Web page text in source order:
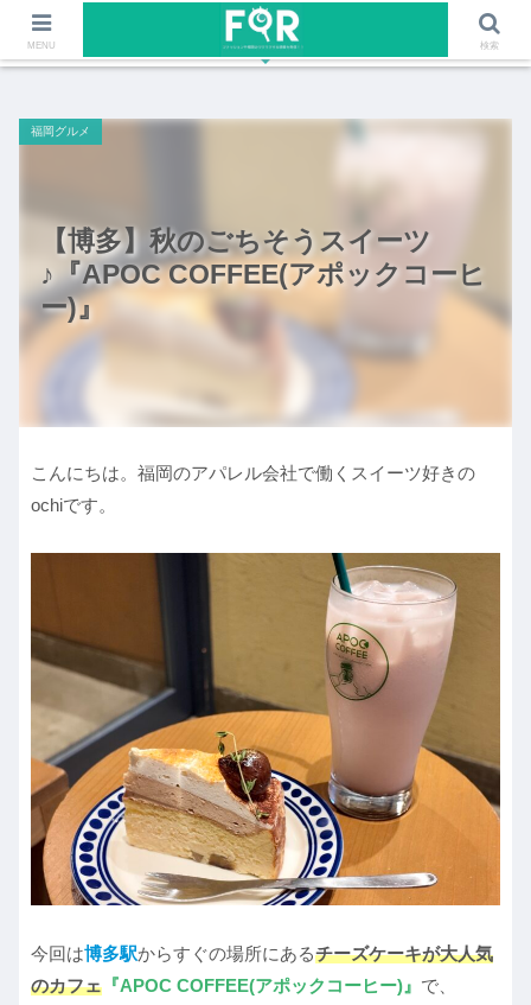
ファッションや福岡のワクワクする情報を発信！！
【博多】秋のごちそうスイーツ
♪『APOC COFFEE(アポックコーヒ
ー)』
福岡グルメ
こんにちは。福岡のアパレル会社で働くスイーツ好きの
ochiです。
今回は博多駅からすぐの場所にあるチーズケーキが大人気
のカフェ 『APOC COFFEE(アポックコーヒー)』 で、
MENU 検索